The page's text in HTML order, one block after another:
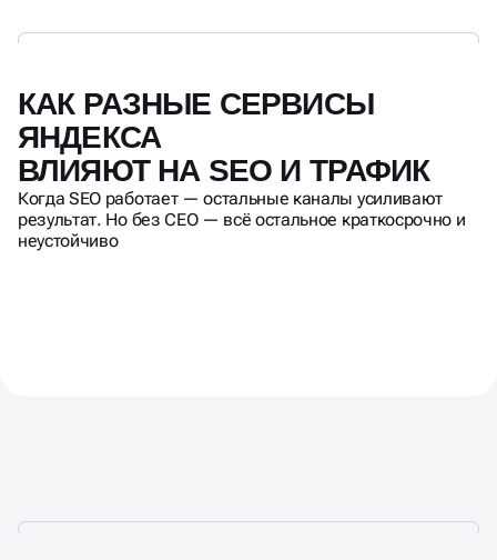
КАК РАЗНЫЕ СЕРВИСЫ
ЯНДЕКСА
ВЛИЯЮТ НА SEO И ТРАФИК
Когда SEO работает — остальные каналы усиливают
результат. Но без СЕО — всё остальное краткосрочно и
неустойчиво